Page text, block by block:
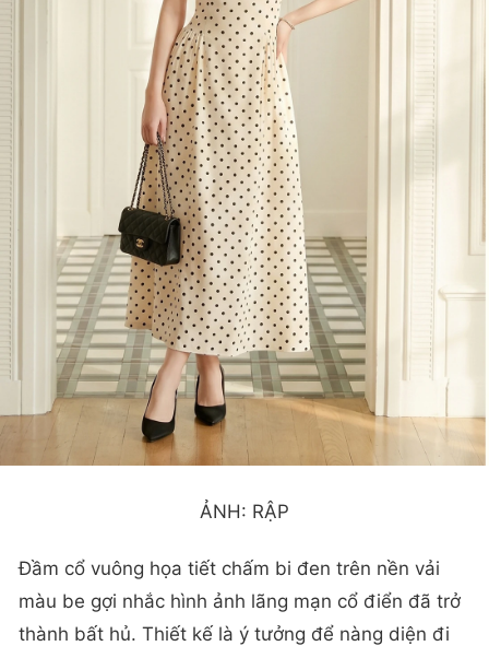
ẢNH: RẬP
Đầm cổ vuông họa tiết chấm bi đen trên nền vải
màu be gợi nhắc hình ảnh lãng mạn cổ điển đã trở
thành bất hủ. Thiết kế là ý tưởng để nàng diện đi